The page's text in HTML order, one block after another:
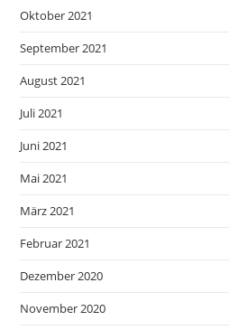
Oktober 2021
September 2021
August 2021
Juli 2021
Juni 2021
Mai 2021
März 2021
Februar 2021
Dezember 2020
November 2020